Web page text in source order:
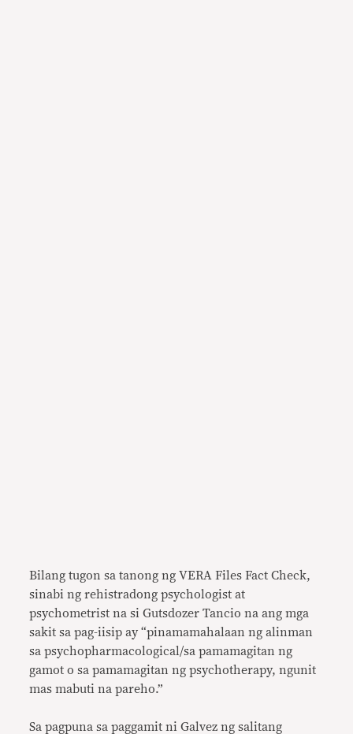
Bilang tugon sa tanong ng VERA Files Fact Check,
sinabi ng rehistradong psychologist at
psychometrist na si Gutsdozer Tancio na ang mga
sakit sa pag-iisip ay “pinamamahalaan ng alinman
sa psychopharmacological/sa pamamagitan ng
gamot o sa pamamagitan ng psychotherapy, ngunit
mas mabuti na pareho.”
Sa pagpuna sa paggamit ni Galvez ng salitang